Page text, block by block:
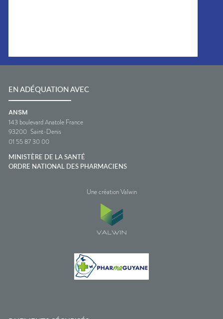
EN ADÉQUATION AVEC
ANSM
143 boulevard Anatole France
93200 Saint-Denis
01 55 87 30 00
MINISTÈRE DE LA SANTÉ
ORDRE NATIONAL DES PHARMACIENS
Une création Valwin